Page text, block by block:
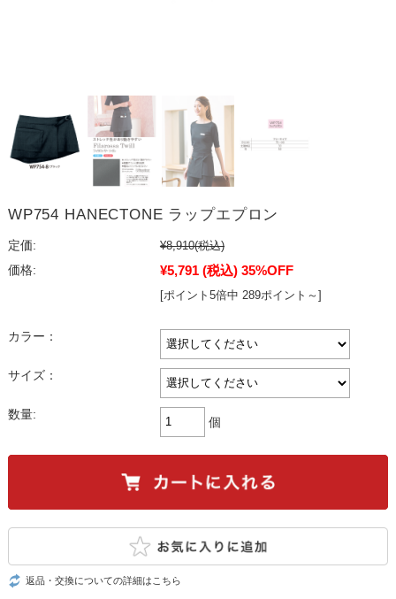
WP754 HANECTONE ラップエプロン
定価: ¥8,910(税込)
価格:
¥5,791 (税込) 35%OFF
[ポイント5倍中 289ポイント～]
カラー：
サイズ：
数量:
個
返品・交換についての詳細はこちら